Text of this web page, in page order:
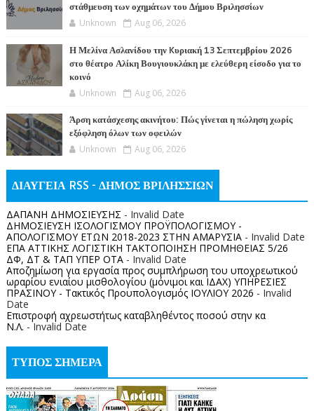
στάθμευση των οχημάτων του Δήμου Βριλησσίων
Unknown Aug 06, 2026
Η Μελίνα Ασλανίδου την Kυριακή 13 Σεπτεμβρίου 2026
στο θέατρο Αλίκη Βουγιουκλάκη με ελεύθερη είσοδο για το
κοινό
Unknown Aug 06, 2026
Άρση κατάσχεσης ακινήτου: Πώς γίνεται η πώληση χωρίς
εξόφληση όλων των οφειλών
Unknown Aug 06, 2026
ΔΙΑΥΓΕΙΑ RSS - ΔΗΜΟΣ ΒΡΙΛΗΣΣΙΩΝ
ΔΑΠΑΝΗ ΔΗΜΟΣΙΕΥΣΗΣ - Invalid Date
ΔΗΜΟΣΙΕΥΣΗ ΙΣΟΛΟΓΙΣΜΟΥ ΠΡΟΫΠΟΛΟΓΙΣΜΟΥ -
ΑΠΟΛΟΓΙΣΜΟΥ ΕΤΩΝ 2018-2023 ΣΤΗΝ ΑΜΑΡΥΣΙΑ- Invalid Date
ΕΠΑ ΑΤΤΙΚΗΣ ΛΟΓΙΣΤΙΚΗ ΤΑΚΤΟΠΟΙΗΣΗ ΠΡΟΜΗΘΕΙΑΣ 5/26
ΔΦ, ΔΤ & ΤΑΠ ΥΠΕΡ ΟΤΑ- Invalid Date
Αποζημίωση για εργασία προς συμπλήρωση του υποχρεωτικού
ωραρίου ενιαίου μισθολογίου (μόνιμοι και ΙΔΑΧ) ΥΠΗΡΕΣΙΕΣ
ΠΡΑΣΙΝΟΥ - Τακτικός Προυπολογισμός ΙΟΥΛΙΟΥ 2026 - Invalid
Date
Επιστροφή αχρεωστήτως καταβληθέντος ποσoύ στην κα
Ν.Λ. - Invalid Date
ΤΥΠΟΣ ΣΗΜΕΡΑ